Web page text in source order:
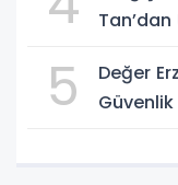
5
Değer
Güvenlik